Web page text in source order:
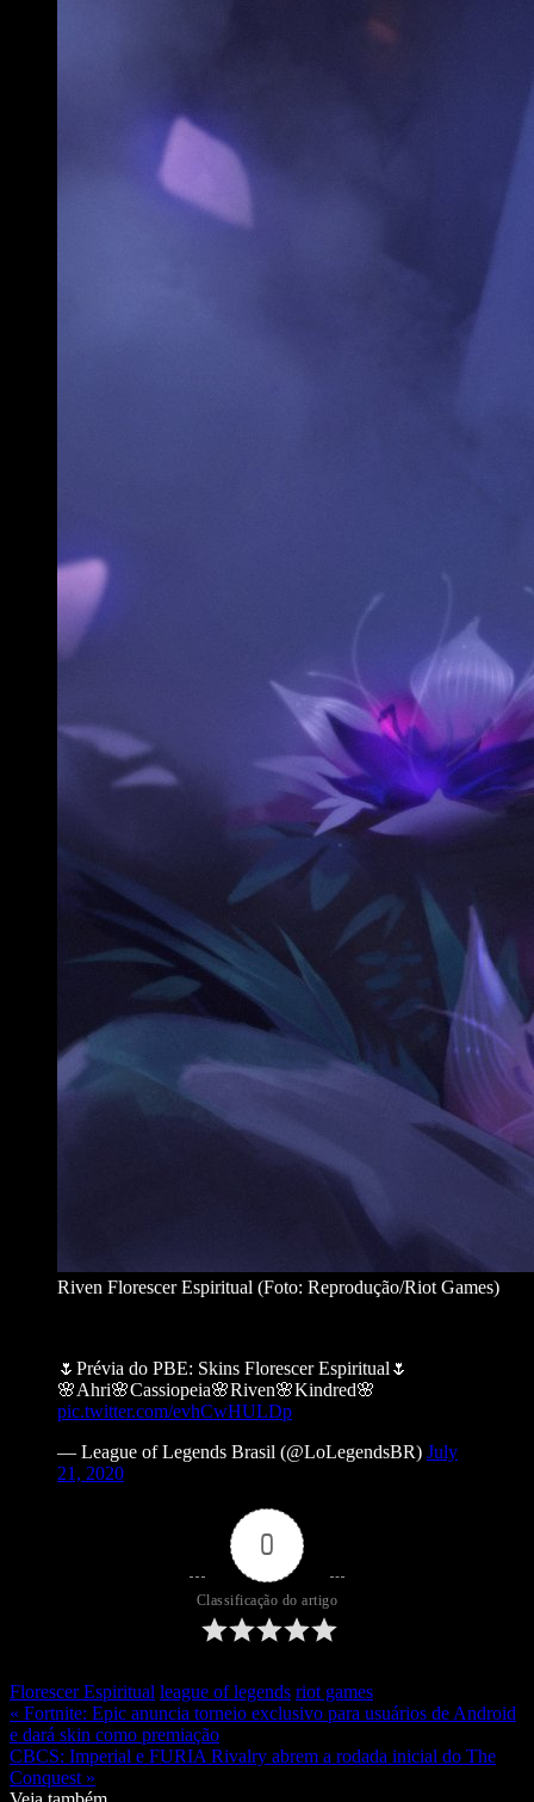
Riven Florescer Espiritual (Foto: Reprodução/Riot Games)
🌷Prévia do PBE: Skins Florescer Espiritual🌷
🌸Ahri🌸Cassiopeia🌸Riven🌸Kindred🌸
pic.twitter.com/evhCwHULDp
— League of Legends Brasil (@LoLegendsBR) July
21, 2020
0
Classificação do artigo
Florescer Espiritual league of legends riot games
« Fortnite: Epic anuncia torneio exclusivo para usuários de Android
e dará skin como premiação
CBCS: Imperial e FURIA Rivalry abrem a rodada inicial do The
Conquest »